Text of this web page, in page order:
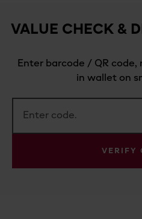
VALUE CHECK &
Enter barcode / QR
in wallet on
VERIFY